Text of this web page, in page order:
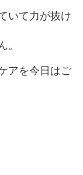
いて力が抜け
。
アを今日はご